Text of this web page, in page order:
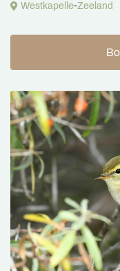
Westkapelle-Zeeland